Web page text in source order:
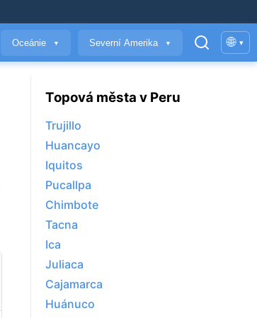
Oceánie ▼ Severní Amerika ▼ 🌐 ▾
Topová města v Peru
Trujillo
Huancayo
Iquitos
Pucallpa
Chimbote
Tacna
Ica
Juliaca
Cajamarca
Huánuco